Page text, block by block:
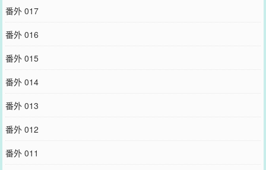
番外 017
番外 016
番外 015
番外 014
番外 013
番外 012
番外 011